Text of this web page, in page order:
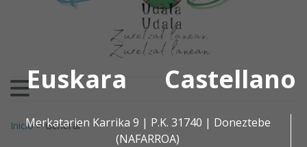
Euskara Castellano
Merkatarien Karrika 9 | P.K. 31740 | Doneztebe
(NAFARROA)
Buscar:
Inicio>General